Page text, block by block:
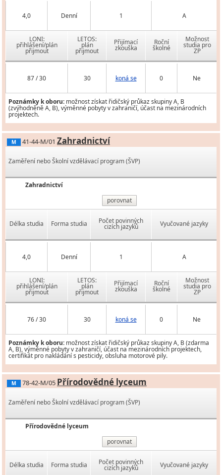
4,0 Denní 1 A
LONI:
přihlášení/plán
přijmout
LETOS:
plán
přijmout
Přijímací
zkouška
Roční
školné
Možnost
studia pro
ZP
87 / 30 30 koná se 0 Ne
Poznámky k oboru: možnost získat řidičský průkaz skupiny A, B
(zvýhodněně A, B), výměnné pobyty v zahraničí, účast na mezinárodních
projektech.
M 41-44-M/01 Zahradnictví
Zaměření nebo Školní vzdělávací program (ŠVP)
Zahradnictví
porovnat
Délka studia Forma studia Počet povinných
cizích jazyků Vyučované jazyky
4,0 Denní 1 A
LONI:
přihlášení/plán
přijmout
LETOS:
plán
přijmout
Přijímací
zkouška
Roční
školné
Možnost
studia pro
ZP
76 / 30 30 koná se 0 Ne
Poznámky k oboru: možnost získat řidičský průkaz skupiny A, B (zdarma
A, B), výměnné pobyty v zahraničí, účast na mezinárodních projektech,
certifikát pro nakládání s pesticidy, obsluha motorové pily.
M 78-42-M/05 Přírodovědné lyceum
Zaměření nebo Školní vzdělávací program (ŠVP)
Přírodovědné lyceum
porovnat
Délka studia Forma studia Počet povinných
cizích jazyků Vyučované jazyky